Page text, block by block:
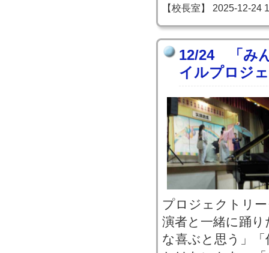
【校長室】 2025-12-24
12/24 「み
イルプロジ
プロジェクトリ
演者と一緒に踊
な喜ぶと思う」